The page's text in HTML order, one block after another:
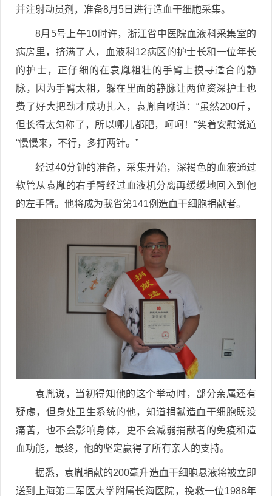
并注射动员剂，准备8月5日进行造血干细胞采集。
8月5号上午10时许，浙江省中医院血液科采集室的
病房里，挤满了人，血液科12病区的护士长和一位年长
的护士，正仔细的在袁胤粗壮的手臂上摸寻适合的静
脉，因为手臂太粗，躲在里面的静脉让两位资深护士也
费了好大把劲才成功扎入，袁胤自嘲道：“虽然200斤，
但长得太匀称了，所以哪儿都肥，呵呵！”笑着安慰说道
“慢慢来，不行，多打两针。”
经过40分钟的准备，采集开始，深褐色的血液通过
软管从袁胤的右手臂经过血液机分离再缓缓地回入到他
的左手臂。他将成为我省第141例造血干细胞捐献者。
袁胤说，当初得知他的这个举动时，部分亲属还有
疑虑，但身处卫生系统的他，知道捐献造血干细胞既没
痛苦，也不会影响身体，更不会减弱捐献者的免疫和造
血功能，最终，他的坚定赢得了所有亲人的支持。
据悉，袁胤捐献的200毫升造血干细胞悬液将被立即
送到上海第二军医大学附属长海医院，挽救一位1988年